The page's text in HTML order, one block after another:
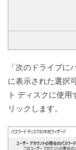
「次のドライブに
に表示された選択
ト ディスクに使
リックします。